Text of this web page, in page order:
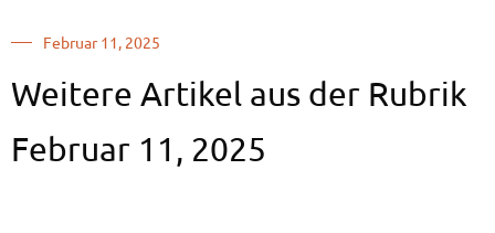
Februar 11, 2025
Weitere Artikel aus der Rubrik
Februar 11, 2025